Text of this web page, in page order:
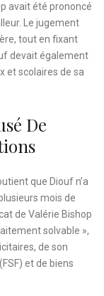
avait été prononcé
Le jugement
tout en fixant
devait également
et scolaires de sa
De
que Diouf n’a
mois de
de Valérie Bishop
solvable »,
de son
et de biens